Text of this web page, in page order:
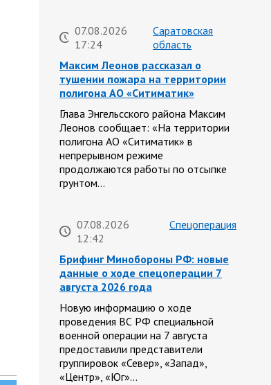
07.08.2026
17:24
Саратовская
область
Максим Леонов рассказал о
тушении пожара на территории
полигона АО «Ситиматик»
Глава Энгельсского района Максим
Леонов сообщает: «На территории
полигона АО «Ситиматик» в
непрерывном режиме
продолжаются работы по отсыпке
грунтом…
07.08.2026
12:42
Спецоперация
Брифинг Минобороны РФ: новые
данные о ходе спецоперации 7
августа 2026 года
Новую информацию о ходе
проведения ВС РФ специальной
военной операции на 7 августа
предоставили представители
группировок «Север», «Запад»,
«Центр», «Юг»…